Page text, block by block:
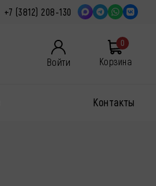
+7 (3812) 208-130
Войти
0
Корзина
Контакты